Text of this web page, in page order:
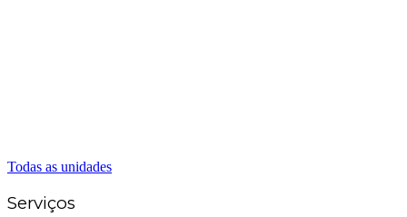
Todas as unidades
Serviços